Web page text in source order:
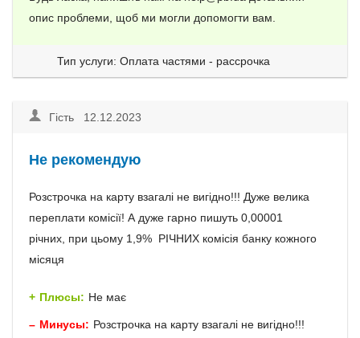
опис проблеми, щоб ми могли допомогти вам.
Тип услуги: Оплата частями - рассрочка
Гість 12.12.2023
Не рекомендую
Розстрочка на карту взагалі не вигідно!!! Дуже велика
переплати комісії! А дуже гарно пишуть 0,00001
річних, при цьому 1,9% РІЧНИХ комісія банку кожного
місяця
Плюсы: Не має
Минусы: Розстрочка на карту взагалі не вигідно!!!